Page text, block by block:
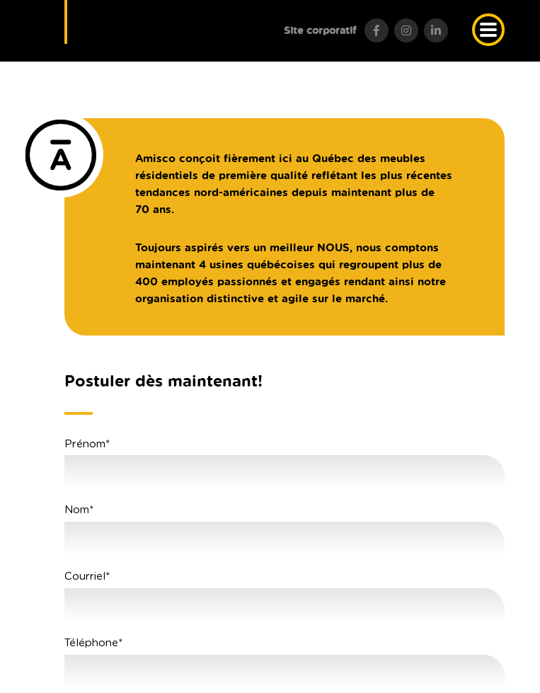
Site corporatif
Amisco conçoit fièrement ici au Québec des meubles
résidentiels de première qualité reflétant les plus récentes
tendances nord-américaines depuis maintenant plus de
70 ans.
Toujours aspirés vers un meilleur NOUS, nous comptons
maintenant 4 usines québécoises qui regroupent plus de
400 employés passionnés et engagés rendant ainsi notre
organisation distinctive et agile sur le marché.
Postuler dès maintenant!
Prénom*
Nom*
Courriel*
Téléphone*